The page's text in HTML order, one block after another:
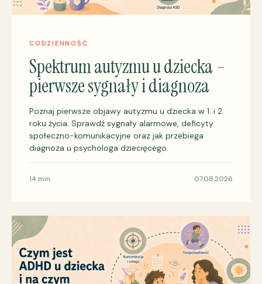
CODZIENNOŚĆ
Spektrum autyzmu u dziecka –
pierwsze sygnały i diagnoza
Poznaj pierwsze objawy autyzmu u dziecka w 1. i 2.
roku życia. Sprawdź sygnały alarmowe, deficyty
społeczno-komunikacyjne oraz jak przebiega
diagnoza u psychologa dziecięcego.
14 min 07.08.2026